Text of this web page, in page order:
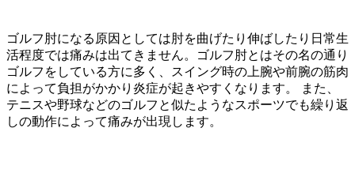
ゴルフ肘になる原因としては肘を曲げたり伸ばしたり日常生
活程度では痛みは出てきません。ゴルフ肘とはその名の通り
ゴルフをしている方に多く、スイング時の上腕や前腕の筋肉
によって負担がかかり炎症が起きやすくなります。 また、
テニスや野球などのゴルフと似たようなスポーツでも繰り返
しの動作によって痛みが出現します。